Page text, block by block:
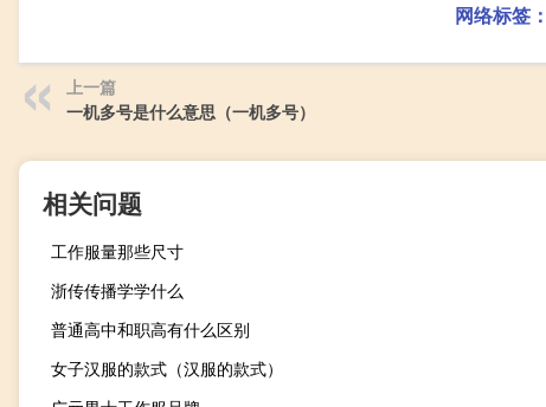
网络标签：
上一篇
一机多号是什么意思（一机多号）
相关问题
工作服量那些尺寸
浙传传播学学什么
普通高中和职高有什么区别
女子汉服的款式（汉服的款式）